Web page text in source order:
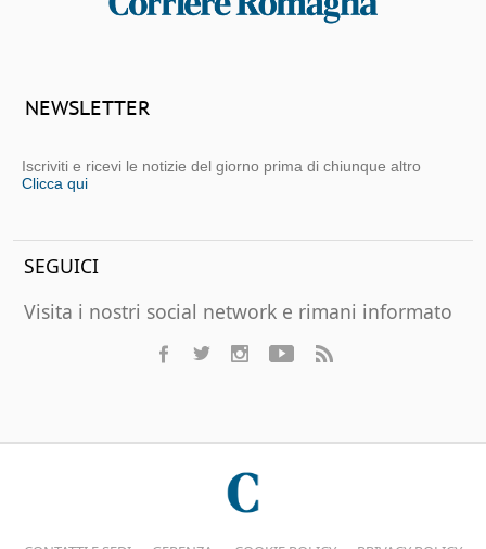
NEWSLETTER
Iscriviti e ricevi le notizie del giorno prima di chiunque altro
Clicca qui
SEGUICI
Visita i nostri social network e rimani informato